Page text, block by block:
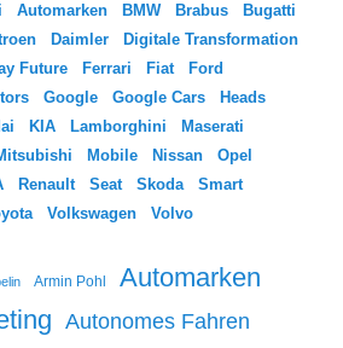
Automarken BMW Brabus
Bugatti
Daimler
Digitale Transformation
Future Ferrari Fiat
Ford
Google Google Cars
Heads
KIA Lamborghini
Maserati
Mobile Nissan
Opel
Renault Seat Skoda
Smart
Volkswagen Volvo
Armin Pohl
Automarken
Autonomes Fahren